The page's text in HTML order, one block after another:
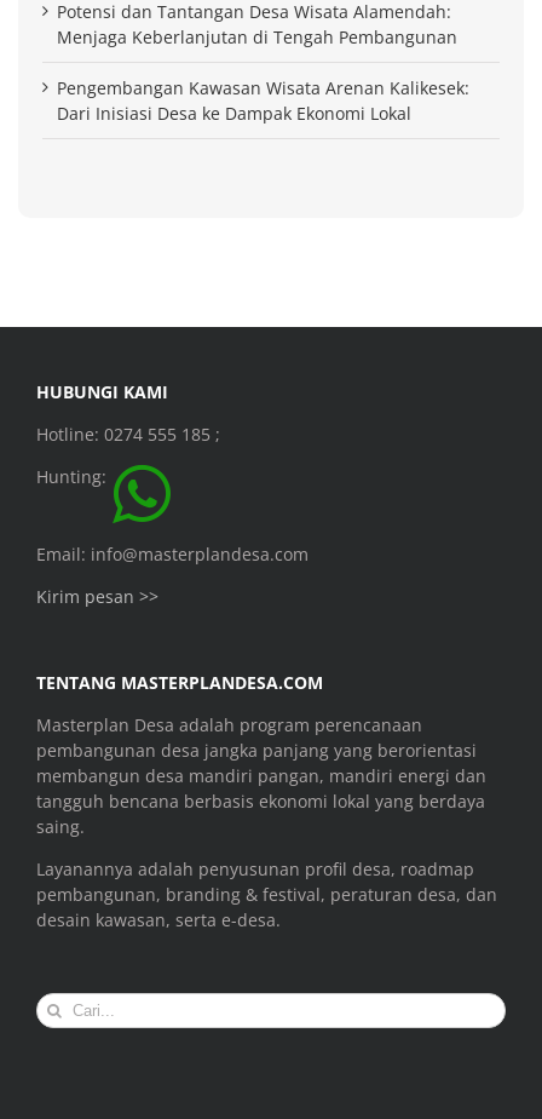
Potensi dan Tantangan Desa Wisata Alamendah:
Menjaga Keberlanjutan di Tengah Pembangunan
Pengembangan Kawasan Wisata Arenan Kalikesek:
Dari Inisiasi Desa ke Dampak Ekonomi Lokal
HUBUNGI KAMI
Hotline: 0274 555 185 ;
Hunting:
Email: info@masterplandesa.com
Kirim pesan >>
TENTANG MASTERPLANDESA.COM
Masterplan Desa adalah program perencanaan
pembangunan desa jangka panjang yang berorientasi
membangun desa mandiri pangan, mandiri energi dan
tangguh bencana berbasis ekonomi lokal yang berdaya
saing.
Layanannya adalah penyusunan profil desa, roadmap
pembangunan, branding & festival, peraturan desa, dan
desain kawasan, serta e-desa.
Search
for: